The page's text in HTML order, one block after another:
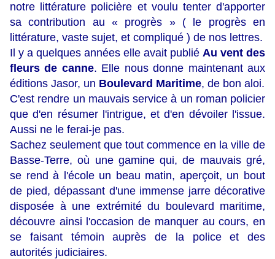
notre littérature policière et voulu tenter d'apporter
sa contribution au « progrès » ( le progrès en
littérature, vaste sujet, et compliqué ) de nos lettres.
Il y a quelques années elle avait publié Au vent des
fleurs de canne. Elle nous donne maintenant aux
éditions Jasor, un Boulevard Maritime, de bon aloi.
C'est rendre un mauvais service à un roman policier
que d'en résumer l'intrigue, et d'en dévoiler l'issue.
Aussi ne le ferai-je pas.
Sachez seulement que tout commence en la ville de
Basse-Terre, où une gamine qui, de mauvais gré,
se rend à l'école un beau matin, aperçoit, un bout
de pied, dépassant d'une immense jarre décorative
disposée à une extrémité du boulevard maritime,
découvre ainsi l'occasion de manquer au cours, en
se faisant témoin auprès de la police et des
autorités judiciaires.